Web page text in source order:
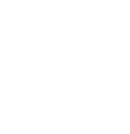
Ronda es la